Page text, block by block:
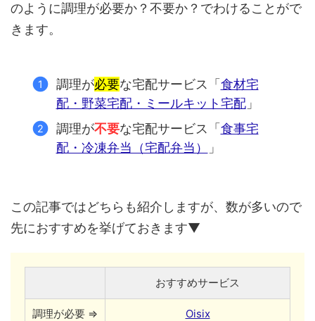
のように調理が必要か？不要か？でわけることがで
きます。
調理が必要な宅配サービス「食材宅
配・野菜宅配・ミールキット宅配」
調理が不要な宅配サービス「食事宅
配・冷凍弁当（宅配弁当）
」
この記事ではどちらも紹介しますが、数が多いので
先におすすめを挙げておきます▼
おすすめサービス
調理が必要 ⇒ Oisix